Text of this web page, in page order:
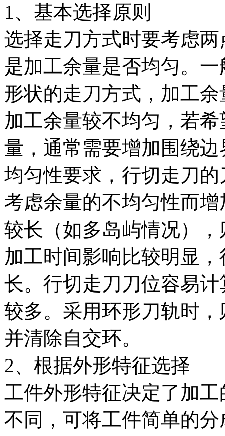
1、基本选择原则
选择走刀方式时要考虑
是加工余量是否均匀。
形状的走刀方式，加工
加工余量较不均匀，若
量，通常需要增加围绕
均匀性要求，行切走刀
考虑余量的不均匀性而
较长（如多岛屿情况）
加工时间影响比较明显
长。行切走刀刀位容易
较多。采用环形刀轨时
并清除自交环。
2、根据外形特征选择
工件外形特征决定了加
不同，可将工件简单的